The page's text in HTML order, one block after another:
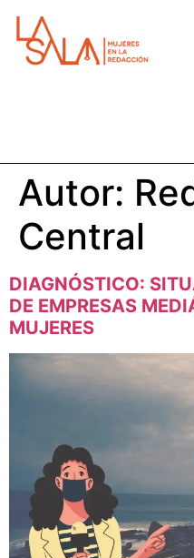
Autor:
Central
DIAGNÓSTICO:
DE EMPRESAS
MUJERES